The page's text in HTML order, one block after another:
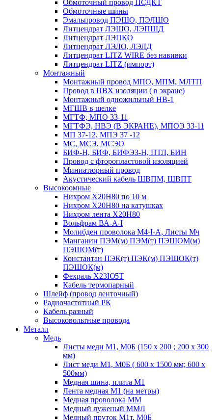
Обмоточный провод ПСДКТ
Обмоточные шины
Эмальпровод ПЭШО, ПЭЛШО
Литцендрат ЛЭШО, ЛЭПШД
Литцендрат ЛЭПКО
Литцендрат ЛЭЛО, ЛЭЛД
Литцендрат LITZ WIRE без навивки
Литцендрат LITZ (импорт)
Монтажный
Монтажный провод МПО, МПМ, МЛТП
Провод в ПВХ изоляции ( в экране)
Монтажный одножильный HB-1
МГШВ в шелке
МГТФ, МПО 33-11
МГТФЭ, НВЭ (В ЭКРАНЕ), МПОЭ 33-11
МП 37-12, МПЭ 37 -12
МС, МСЭ, МСЭО
БИФ-Н, БИФ, БИФЭЗ-Н, ПТЛ, БИН
Провод с фторопластовой изоляцией
Миниатюрный провод
Акустический кабель ШВПМ, ШВПТ
Высокоомные
Нихром Х20Н80 по 10 м
Нихром Х20Н80 на катушках
Нихром лента Х20Н80
Вольфрам ВА-А-I
Молибден проволока М4-I-А, Листы Мч
Манганин ПЭМ(м) ПЭМ(т) ПЭШОМ(м)
ПЭШОМ(т)
Константан ПЭК(т) ПЭК(м) ПЭШОК(т)
ПЭШОК(м)
Фехраль Х23Ю5Т
Кабель термопарный
Шлейф (провод ленточный)
Радиочастотный РК
Кабель разный
Высоковольтные провода
Металл
Медь
Листы меди М1, М0Б (150 х 200 ; 200 х 300
мм)
Лист меди М1, М0Б ( 600 х 1500 мм; 600 х
500мм)
Медная шина, плита М1
Лента медная М1 (на метры)
Медная проволока ММ
Медный луженый ММЛ
Медный пруток М1т, М0Б